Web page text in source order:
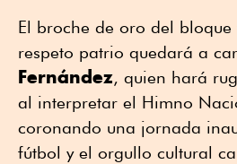
El broche de oro del bloque
respeto patrio quedará a
Fernández, quien hará
al interpretar el Himno
coronando una jornada
fútbol y el orgullo cultural